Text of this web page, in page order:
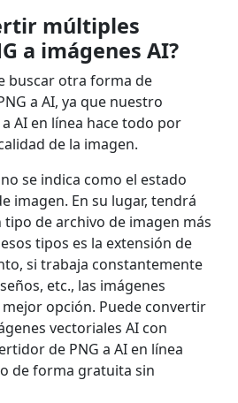
múltiples
a imágenes AI?
buscar otra forma de
a AI, ya que nuestro
AI en línea hace todo por
de la imagen.
se indica como el estado
imagen. En su lugar, tendrá
de archivo de imagen más
tipos es la extensión de
si trabaja constantemente
etc., las imágenes
opción. Puede convertir
vectoriales AI con
de PNG a AI en línea
de forma gratuita sin